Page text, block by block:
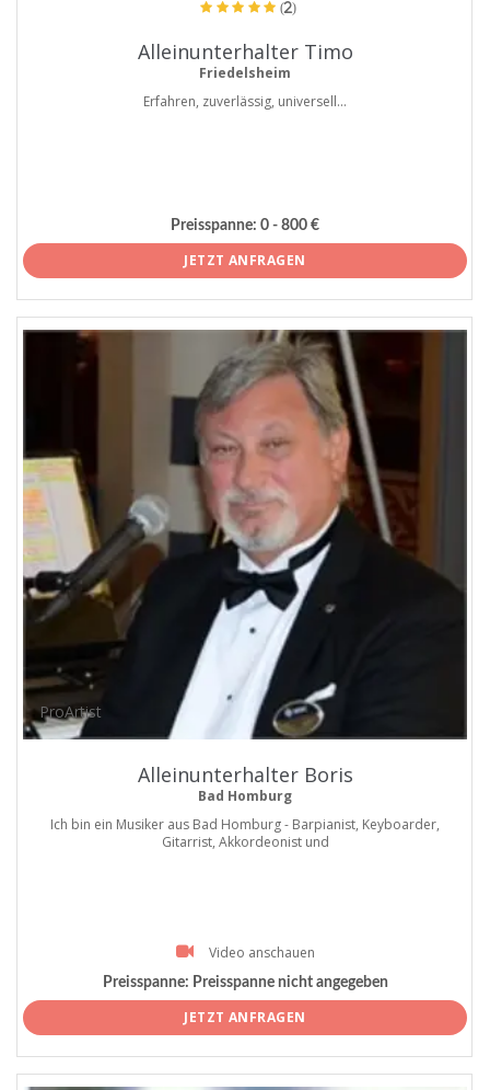
(2)
Alleinunterhalter Timo
Friedelsheim
Erfahren, zuverlässig, universell...
Preisspanne: 0 - 800 €
JETZT ANFRAGEN
ProArtist
Alleinunterhalter Boris
Bad Homburg
Ich bin ein Musiker aus Bad Homburg - Barpianist, Keyboarder,
Gitarrist, Akkordeonist und
Video anschauen
Preisspanne: Preisspanne nicht angegeben
JETZT ANFRAGEN